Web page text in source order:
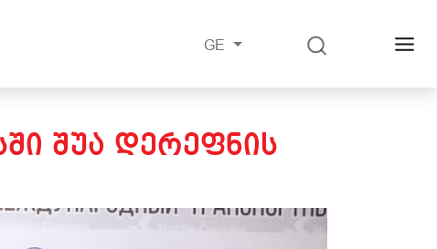
GE
ᲨᲣᲐ ᲓᲔᲠᲔᲤᲜᲘᲡ